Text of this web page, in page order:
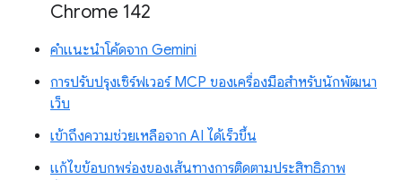
Chrome 142
คำแนะนำโค้ดจาก Gemini
การปรับปรุงเซิร์ฟเวอร์ MCP ของเครื่องมือสำหรับนักพัฒนา
เว็บ
เข้าถึงความช่วยเหลือจาก AI ได้เร็วขึ้น
แก้ไขข้อบกพร่องของเส้นทางการติดตามประสิทธิภาพ